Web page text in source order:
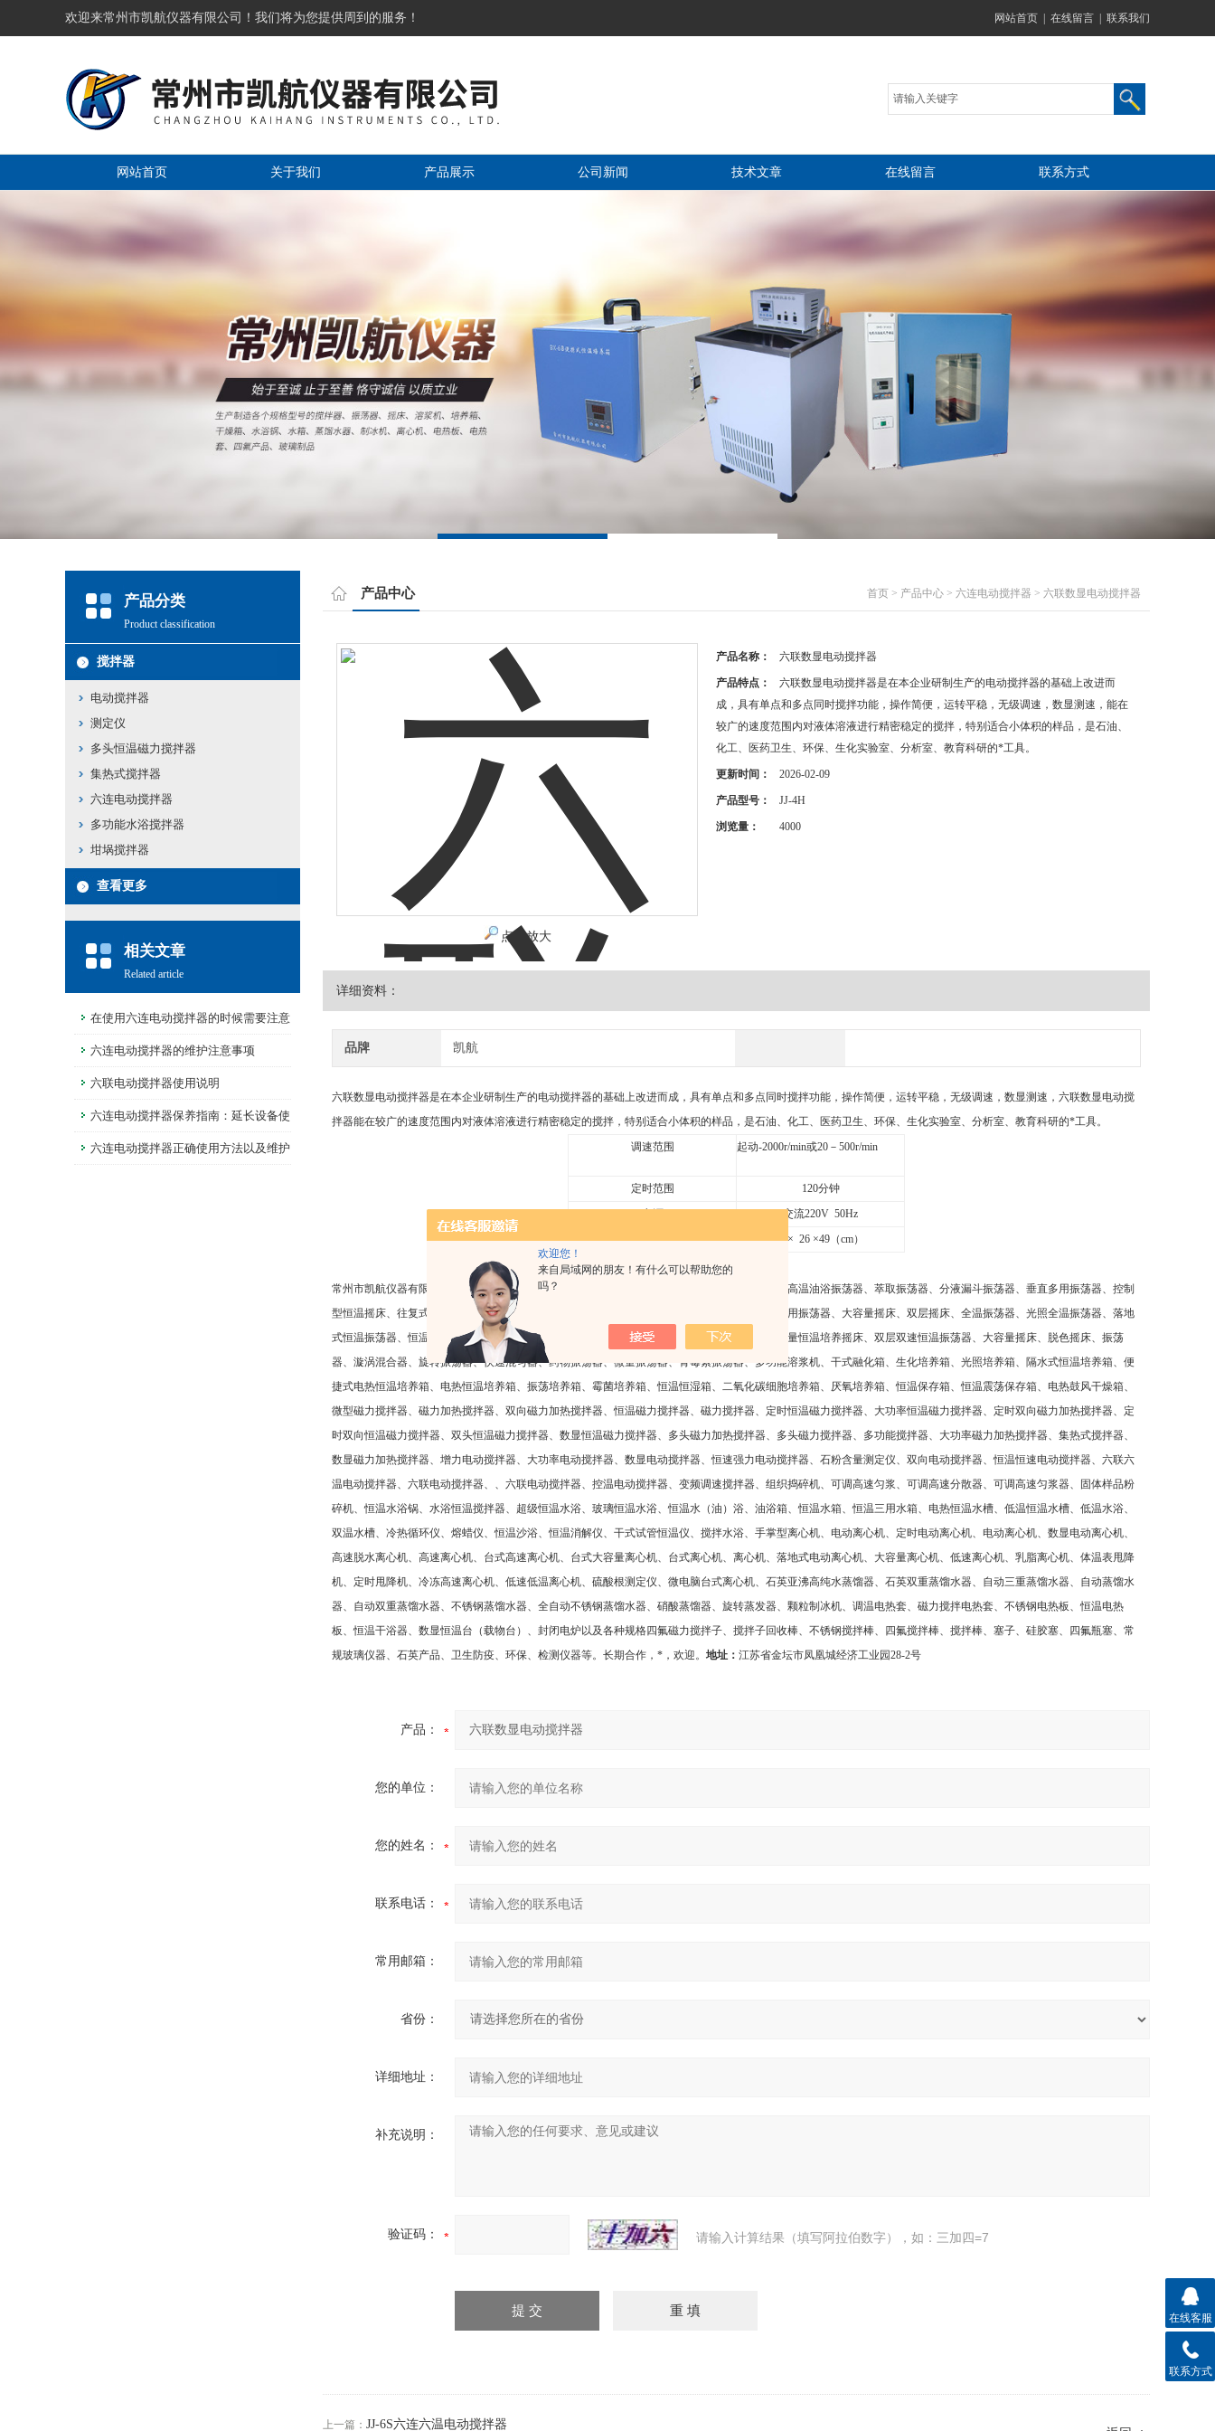
欢迎您！
来自局域网的朋友！有什么可以帮助您的
吗？
欢迎来常州市凯航仪器有限公司！我们将为您提供周到的服务！ 网站首页 在线留言 联系我们
网站首页 关于我们 产品展示 公司新闻 技术文章 在线留言 联系方式
产品中心 首页 > 产品中心 > 六连电动搅拌器 > 六联数显电动搅拌器
点击放大
产品名称： 六联数显电动搅拌器
产品特点：
六联数显电动搅拌器是在本企业研制生产的电动搅拌器的基础上改进而
成，具有单点和多点同时搅拌功能，操作简便，运转平稳，无级调速，数显测速，能在
较广的速度范围内对液体溶液进行精密稳定的搅拌，特别适合小体积的样品，是石油、
化工、医药卫生、环保、生化实验室、分析室、教育科研的*工具。
更新时间： 2026-02-09
产品型号： JJ-4H
浏览量： 4000
详细资料：
品牌 凯航
六联数显电动搅拌器是在本企业研制生产的电动搅拌器的基础上改进而成，具有单点和多点同时搅拌功能，操作简便，运转平稳，无级调速，数显测速，六联数显电动搅
拌器能在较广的速度范围内对液体溶液进行精密稳定的搅拌，特别适合小体积的样品，是石油、化工、医药卫生、环保、生化实验室、分析室、教育科研的*工具。
调速范围
起动-2000r/min或20－500r/min
定时范围
120分钟
交流220V 50Hz
外形尺寸
94× 26 ×49（cm）
常州市凯航仪器有限公司（金坛市新航仪器厂）主要生产：水浴恒温振荡器、气浴恒温振荡器、高温油浴振荡器、萃取振荡器、分液漏斗振荡器、垂直多用振荡器、控制
型恒温摇床、往复式调速多用振荡器、多功能振荡器、恒速振荡器、回旋式振荡器、双层调速多用振荡器、大容量摇床、双层摇床、全温振荡器、光照全温振荡器、落地
式恒温振荡器、恒温培养摇床、台式全温振荡器、大型恒温摇瓶柜、台式空气恒温振荡器、大容量恒温培养摇床、双层双速恒温振荡器、大容量摇床、脱色摇床、振荡
器、漩涡混合器、旋转振荡器、快速混匀器、药物振荡器、微量振荡器、青霉素振荡器、多功能溶浆机、干式融化箱、生化培养箱、光照培养箱、隔水式恒温培养箱、便
捷式电热恒温培养箱、电热恒温培养箱、振荡培养箱、霉菌培养箱、恒温恒湿箱、二氧化碳细胞培养箱、厌氧培养箱、恒温保存箱、恒温震荡保存箱、电热鼓风干燥箱、
微型磁力搅拌器、磁力加热搅拌器、双向磁力加热搅拌器、恒温磁力搅拌器、磁力搅拌器、定时恒温磁力搅拌器、大功率恒温磁力搅拌器、定时双向磁力加热搅拌器、定
时双向恒温磁力搅拌器、双头恒温磁力搅拌器、数显恒温磁力搅拌器、多头磁力加热搅拌器、多头磁力搅拌器、多功能搅拌器、大功率磁力加热搅拌器、集热式搅拌器、
数显磁力加热搅拌器、增力电动搅拌器、大功率电动搅拌器、数显电动搅拌器、恒速强力电动搅拌器、石粉含量测定仪、双向电动搅拌器、恒温恒速电动搅拌器、六联六
温电动搅拌器、六联电动搅拌器、、六联电动搅拌器、控温电动搅拌器、变频调速搅拌器、组织捣碎机、可调高速匀浆、可调高速分散器、可调高速匀浆器、固体样品粉
碎机、恒温水浴锅、水浴恒温搅拌器、超级恒温水浴、玻璃恒温水浴、恒温水（油）浴、油浴箱、恒温水箱、恒温三用水箱、电热恒温水槽、低温恒温水槽、低温水浴、
双温水槽、冷热循环仪、熔蜡仪、恒温沙浴、恒温消解仪、干式试管恒温仪、搅拌水浴、手掌型离心机、电动离心机、定时电动离心机、电动离心机、数显电动离心机、
高速脱水离心机、高速离心机、台式高速离心机、台式大容量离心机、台式离心机、离心机、落地式电动离心机、大容量离心机、低速离心机、乳脂离心机、体温表甩降
机、定时甩降机、冷冻高速离心机、低速低温离心机、硫酸根测定仪、微电脑台式离心机、石英亚沸高纯水蒸馏器、石英双重蒸馏水器、自动三重蒸馏水器、自动蒸馏水
器、自动双重蒸馏水器、不锈钢蒸馏水器、全自动不锈钢蒸馏水器、硝酸蒸馏器、旋转蒸发器、颗粒制冰机、调温电热套、磁力搅拌电热套、不锈钢电热板、恒温电热
板、恒温干浴器、数显恒温台（载物台）、封闭电炉以及各种规格四氟磁力搅拌子、搅拌子回收棒、不锈钢搅拌棒、四氟搅拌棒、搅拌棒、塞子、硅胶塞、四氟瓶塞、常
规玻璃仪器、石英产品、卫生防疫、环保、检测仪器等。长期合作，*，欢迎。 地址： 江苏省金坛市凤凰城经济工业园28-2号
产品：
您的单位：
您的姓名：
联系电话：
常用邮箱：
省份：
详细地址：
补充说明：
验证码： 请输入计算结果（填写阿拉伯数字），如：三加四=7
上一篇： JJ-6S六连六温电动搅拌器
产品分类
Product classification
搅拌器
电动搅拌器
测定仪
多头恒温磁力搅拌器
集热式搅拌器
六连电动搅拌器
多功能水浴搅拌器
坩埚搅拌器
查看更多
相关文章
Related article
在使用六连电动搅拌器的时候需要注意
什么六连电动搅拌器的维护注意事项
六联电动搅拌器使用说明
六连电动搅拌器保养指南：延长设备使
用寿命的小技巧
六连电动搅拌器正确使用方法以及维护
在线客服
联系方式